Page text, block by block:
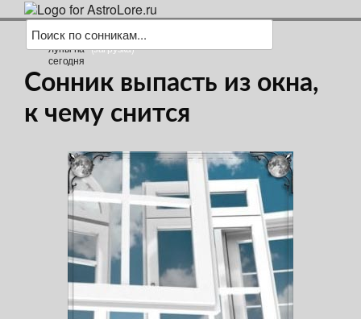
(загрузка)
Сонник выпасть из окна,
к чему снится